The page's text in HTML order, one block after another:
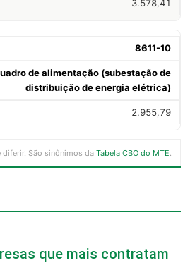
3.578,41
8611-10
de alimentação (subestação de
distribuição de energia elétrica)
2.955,79
diferir. São sinônimos da Tabela CBO do MTE.
que mais contratam